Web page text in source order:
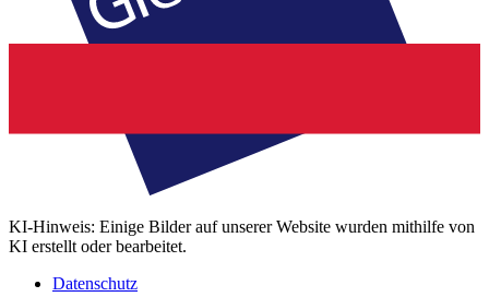
KI-Hinweis: Einige Bilder auf unserer Website wurden mithilfe von
KI erstellt oder bearbeitet.
Datenschutz